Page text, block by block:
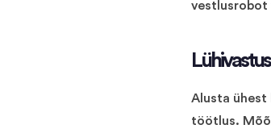
vestlusrobot
Alusta ühest
töötlus.